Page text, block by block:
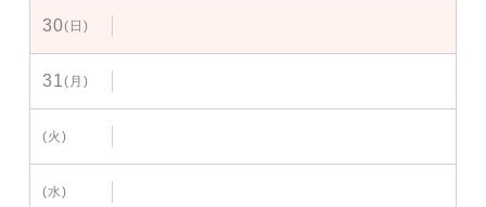
30(日)
31(月)
(火)
(水)